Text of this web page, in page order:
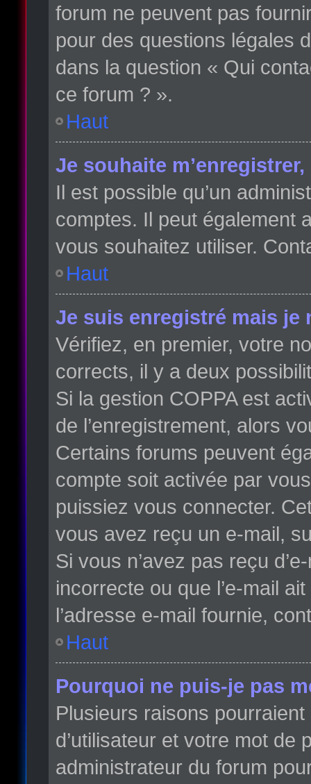
forum ne peuvent pas
pour des questions légales
dans la question « Qui
ce forum ? ».
Haut
Je souhaite
Il est possible qu’un
comptes. Il peut également
vous souhaitez utiliser.
Haut
Je suis enregistré mais je
Vérifiez, en premier, votre
corrects, il y a deux
Si la gestion COPPA est
de l’enregistrement, alors
Certains forums peuvent
compte soit activée par
puissiez vous connecter.
vous avez reçu un e-mail,
Si vous n’avez pas reçu
incorrecte ou que l’e-mail
l’adresse e-mail fournie,
Haut
Pourquoi ne puis-je pas
Plusieurs raisons
d’utilisateur et votre mot de
administrateur du forum